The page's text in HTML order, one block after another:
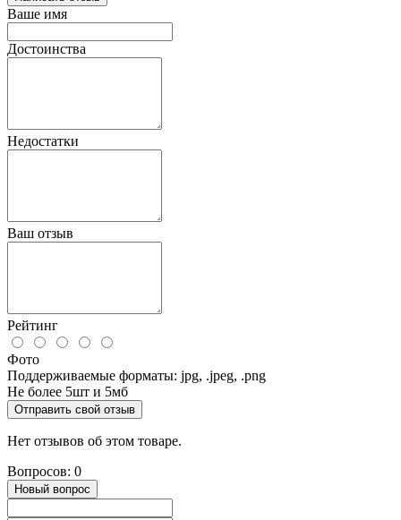
Ваше имя
Достоинства
Недостатки
Ваш отзыв
Рейтинг
Фото
Поддерживаемые форматы: jpg, .jpeg, .png
Не более 5шт и 5мб
Отправить свой отзыв
Нет отзывов об этом товаре.
Вопросов: 0
Новый вопрос